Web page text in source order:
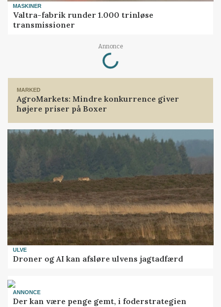
MASKINER
Valtra-fabrik runder 1.000 trinløse
transmissioner
Annonce
Loading...
MARKED
AgroMarkets: Mindre konkurrence giver
højere priser på Boxer
ULVE
Droner og AI kan afsløre ulvens jagtadfærd
ANNONCE
Der kan være penge gemt, i foderstrategien